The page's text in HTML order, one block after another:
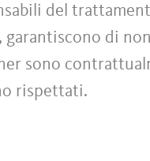
del
di
sono
rispettati.